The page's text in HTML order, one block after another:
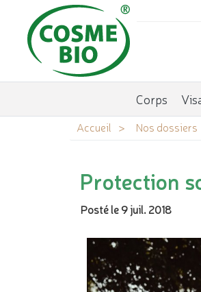
Corps
Accueil Nos dossiers
Protection
Posté le 9 juil. 2018